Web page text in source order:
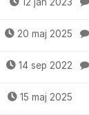
20 maj 2025
14 sep 2022
15 maj 2025